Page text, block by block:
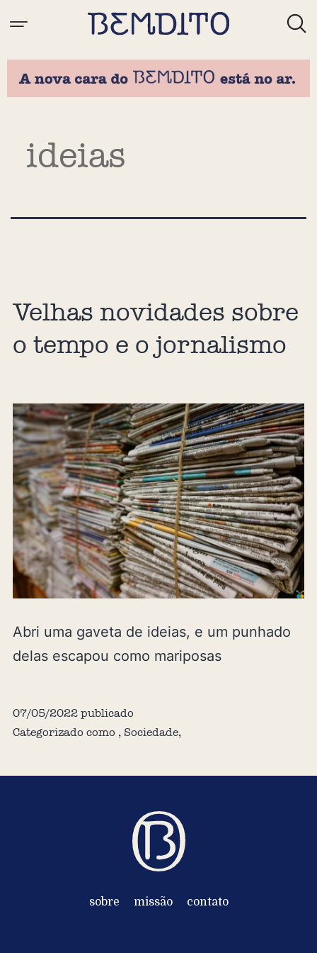
ideias
Velhas novidades sobre
o tempo e o jornalismo
Abri uma gaveta de ideias, e um punhado
delas escapou como mariposas
07/05/2022publicado
Categorizado como , Sociedade,
sobre missão contato